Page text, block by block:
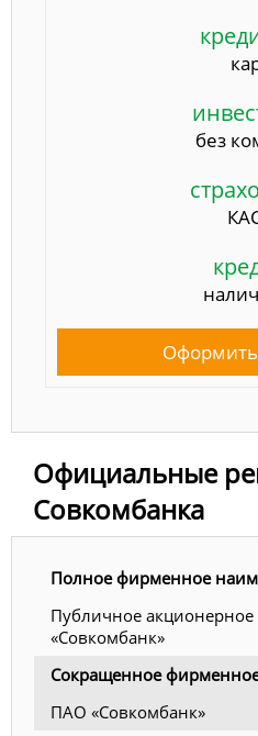
без
Официальные
Совкомбанка
Полное фирменное
Публичное акционерное
«Совкомбанк»
Сокращенное
ПАО «Совкомбанк»